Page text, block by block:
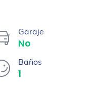
Garaje
No
Baños
1